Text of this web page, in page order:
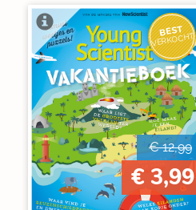
BEST
VERKOCHT
€ 12,99
€ 3,99